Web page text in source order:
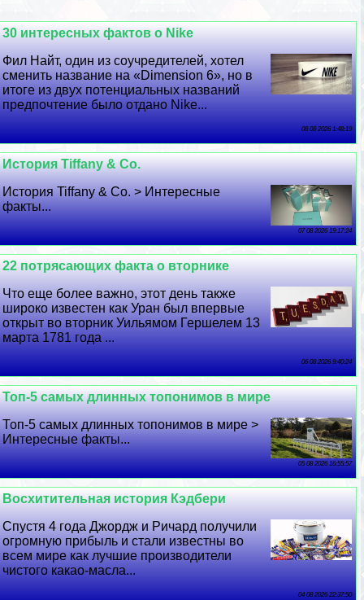
30 интересных фактов о Nike
Фил Найт, один из соучредителей, хотел
сменить название на «Dimension 6», но в
итоге из двух потенциальных названий
предпочтение было отдано Nike...
08 08 2026 1:48:19
История Tiffany & Co.
История Tiffany & Co. > Интересные
факты...
07 08 2026 19:17:24
22 потрясающих факта о вторнике
Что еще более важно, этот день также
широко известен как Уран был впервые
открыт во вторник Уильямом Гершелем 13
марта 1781 года ...
06 08 2026 9:40:24
Топ-5 самых длинных топонимов в мире
Топ-5 самых длинных топонимов в мире >
Интересные факты...
05 08 2026 16:55:57
Восхитительная история Кэдбери
Спустя 4 года Джордж и Ричард получили
огромную прибыль и стали известны во
всем мире как лучшие производители
чистого какао-масла...
04 08 2026 22:37:50